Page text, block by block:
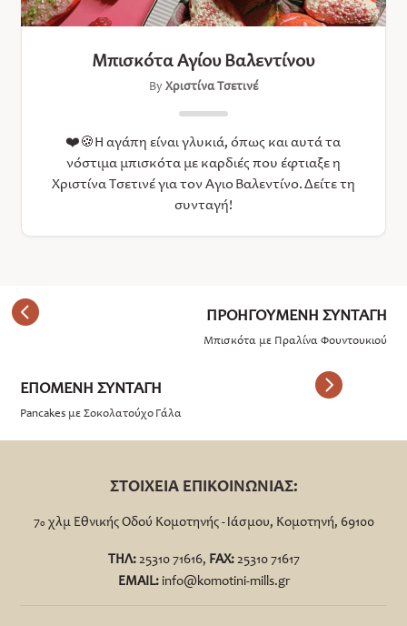
Μπισκότα Αγίου Βαλεντίνου
By Χριστίνα Τσετινέ
❤️🍪Η αγάπη είναι γλυκιά, όπως και αυτά τα
νόστιμα μπισκότα με καρδιές που έφτιαξε η
Χριστίνα Τσετινέ για τον Άγιο Βαλεντίνο. Δείτε τη
συνταγή!
Μπισκότα με Πραλίνα Φουντουκιού
Pancakes με Σοκολατούχο Γάλα
ΣΤΟΙΧΕΙΑ ΕΠΙΚΟΙΝΩΝΙΑΣ:
7ο χλμ Εθνικής Οδού Κομοτηνής - Ιάσμου, Κομοτηνή, 69100
ΤΗΛ:25310 71616, FΑΧ:25310 71617
EMAIL: info@komotini-mills.gr